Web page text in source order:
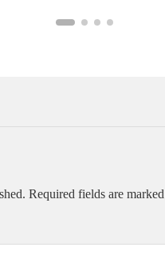
Required fields are marked